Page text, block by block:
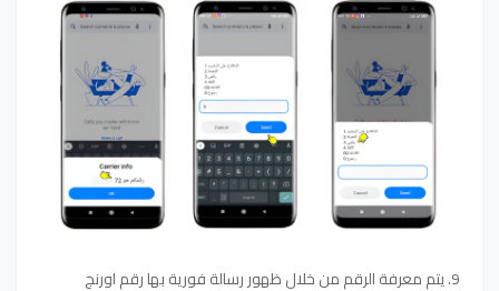
9. يتم معرفة الرقم من خلال ظهور رسالة فورية بها رقم اورنج